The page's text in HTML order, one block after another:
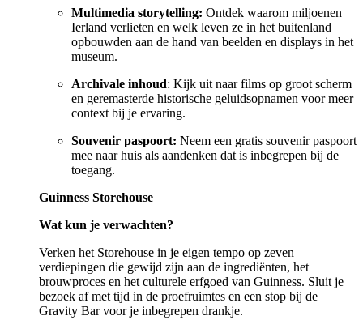
Multimedia storytelling: Ontdek waarom miljoenen
Ierland verlieten en welk leven ze in het buitenland
opbouwden aan de hand van beelden en displays in het
museum.
Archivale inhoud: Kijk uit naar films op groot scherm
en geremasterde historische geluidsopnamen voor meer
context bij je ervaring.
Souvenir paspoort: Neem een gratis souvenir paspoort
mee naar huis als aandenken dat is inbegrepen bij de
toegang.
Guinness Storehouse
Wat kun je verwachten?
Verken het Storehouse in je eigen tempo op zeven
verdiepingen die gewijd zijn aan de ingrediënten, het
brouwproces en het culturele erfgoed van Guinness. Sluit je
bezoek af met tijd in de proefruimtes en een stop bij de
Gravity Bar voor je inbegrepen drankje.